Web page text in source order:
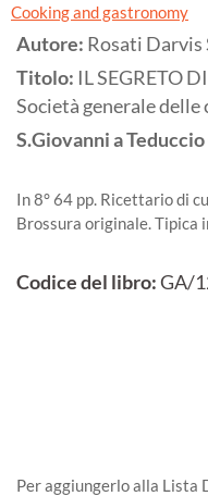
Cooking and gastronomy
Autore: Rosati Darvis
Titolo: IL SEGRETO
Società generale
S.Giovanni a Teduccio
In 8° 64 pp. Ricettario di
Brossura originale. Tipica
Codice del libro:GA/
Per aggiungerlo alla Lista